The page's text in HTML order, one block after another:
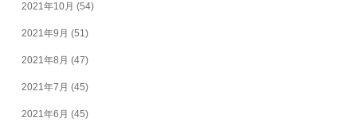
2021年10月 (54)
2021年9月 (51)
2021年8月 (47)
2021年7月 (45)
2021年6月 (45)